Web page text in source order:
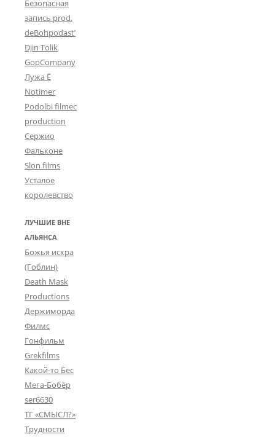
Безопасная
запись prod.
deBohpodast’
Djin Tolik
GopCompany
Лужа Ё
Notimer
Podolbi filmec
production
Сержио
Фальконе
Slon films
Усталое
королевство
ЛУЧШИЕ ВНЕ
АЛЬЯНСА
Божья искра
(Гоблин)
Death Mask
Productions
Держиморда
Филмс
Гонфильм
Grekfilms
Какой-то Бес
Мега-Бобёр
ser6630
ТГ «СМЫСЛ?»
Трудности